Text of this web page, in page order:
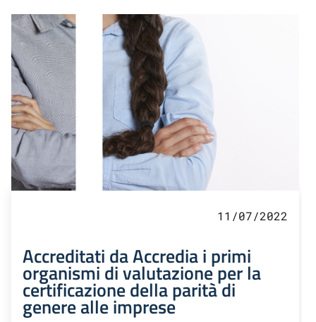
11/07/2022
Accreditati da Accredia i primi
organismi di valutazione per la
certificazione della parità di
genere alle imprese